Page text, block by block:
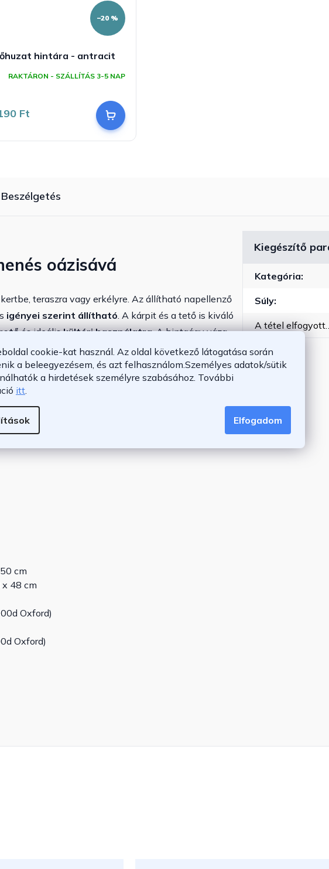
cookie-kat használ. Az oldal következő látogatása során
a beleegyezésem, és azt felhasználom.Személyes adatok/sütik
a hirdetések személyre szabásához. További
itt
Elfogadom
–20 %
hintára - antracit
RAKTÁRON - SZÁLLÍTÁS 3-5 NAP
Ft
Beszélgetés
oázisává
teraszra vagy erkélyre. Az állítható napellenző
igényei szerint állítható . A kárpit és a tető is kiváló
és ideáliskültéri használatra. A hintaágy váza
amelyvédi a karcolásoktól és a korróziótól. A
még nagyobb szilárdságot adnak. A szerkezet
vizuális részletet kölcsönöz.
cm
48 cm
Oxford)
Oxford)
Kiegészítő
Kategória:
Súly:
A tétel elfogyott…